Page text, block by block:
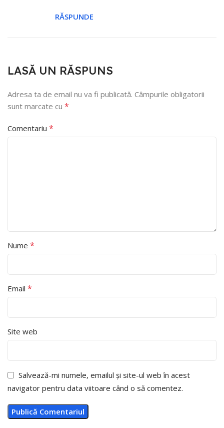
RĂSPUNDE
LASĂ UN RĂSPUNS
Adresa ta de email nu va fi publicată. Câmpurile obligatorii
sunt marcate cu *
Comentariu *
Nume *
Email *
Site web
Salvează-mi numele, emailul și site-ul web în acest
navigator pentru data viitoare când o să comentez.